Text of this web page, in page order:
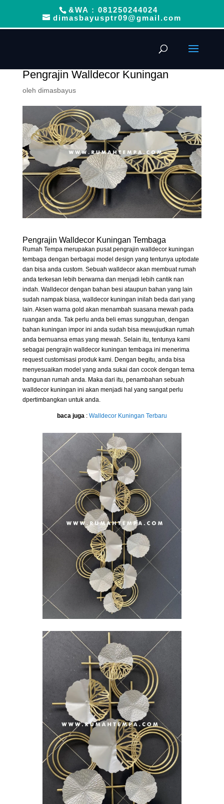
&WA : 081250244024
dimasbayusptr09@gmail.com
Pengrajin Walldecor Kuningan
oleh dimasbayus
Pengrajin Walldecor Kuningan Tembaga
Rumah Tempa merupakan pusat pengrajin walldecor kuningan
tembaga dengan berbagai model design yang tentunya uptodate
dan bisa anda custom. Sebuah walldecor akan membuat rumah
anda terkesan lebih berwarna dan menjadi lebih cantik nan
indah. Walldecor dengan bahan besi ataupun bahan yang lain
sudah nampak biasa, walldecor kuningan inilah beda dari yang
lain. Aksen warna gold akan menambah suasana mewah pada
ruangan anda. Tak perlu anda beli emas sungguhan, dengan
bahan kuningan impor ini anda sudah bisa mewujudkan rumah
anda bernuansa emas yang mewah. Selain itu, tentunya kami
sebagai pengrajin walldecor kuningan tembaga ini menerima
request customisasi produk kami. Dengan begitu, anda bisa
menyesuaikan model yang anda sukai dan cocok dengan tema
bangunan rumah anda. Maka dari itu, penambahan sebuah
walldecor kuningan ini akan menjadi hal yang sangat perlu
dpertimbangkan untuk anda.
baca juga: Walldecor Kuningan Terbaru